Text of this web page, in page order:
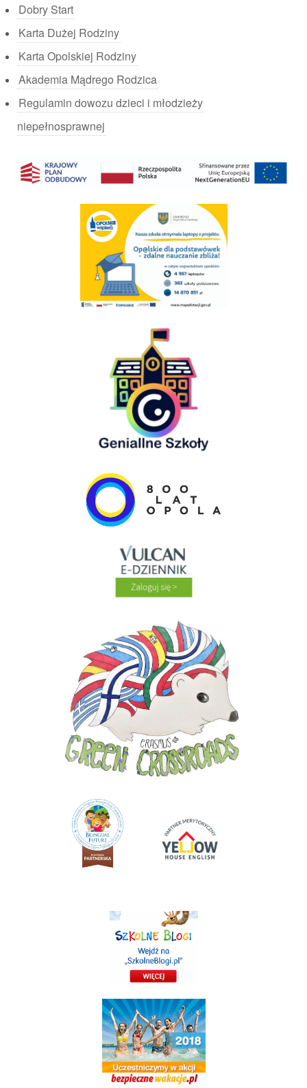
Dobry Start
Karta Dużej Rodziny
Karta Opolskiej Rodziny
Akademia Mądrego Rodzica
Regulamin dowozu dzieci i młodzieży
niepełnosprawnej